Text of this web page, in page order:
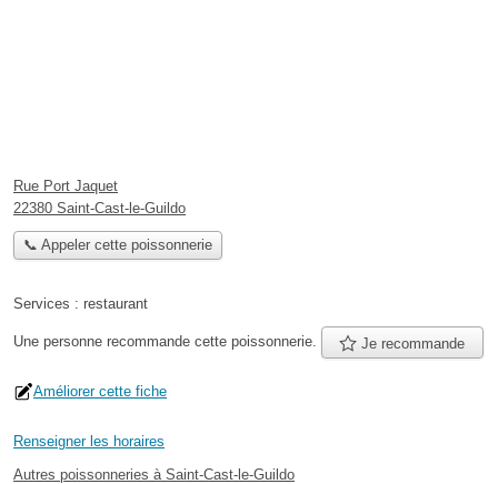
Rue Port Jaquet
22380 Saint-Cast-le-Guildo
📞 Appeler cette poissonnerie
Services : restaurant
Une personne recommande cette poissonnerie. Je recommande
Améliorer cette fiche
Renseigner les horaires
Autres poissonneries à Saint-Cast-le-Guildo